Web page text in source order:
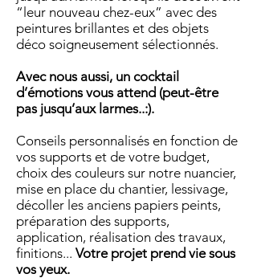
“leur nouveau chez-eux” avec des
peintures brillantes et des objets
déco soigneusement sélectionnés.
Avec nous aussi, un cocktail
d’émotions vous attend (peut-être
pas jusqu’aux larmes..:).
Conseils personnalisés en fonction de
vos supports et de votre budget,
choix des couleurs sur notre nuancier,
mise en place du chantier, lessivage,
décoller les anciens papiers peints,
préparation des supports,
application, réalisation des travaux,
finitions... Votre projet prend vie sous
vos yeux.